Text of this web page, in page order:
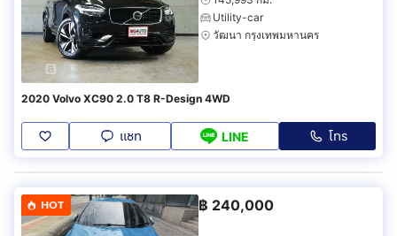
Utility-car
วัฒนา กรุงเทพมหานคร
2020 Volvo XC90 2.0 T8 R-Design 4WD
แชท LINE โทร
HOT ฿ 240,000